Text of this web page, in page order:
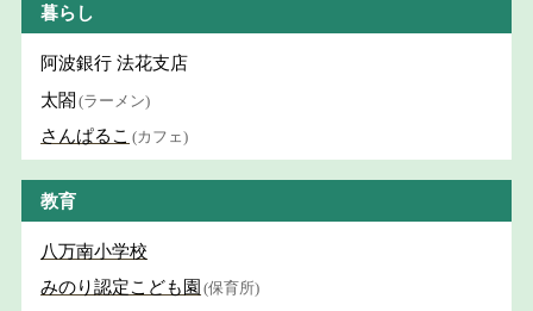
暮らし
阿波銀行 法花支店
太閤 (ラーメン)
さんぱるこ (カフェ)
教育
八万南小学校
みのり認定こども園 (保育所)